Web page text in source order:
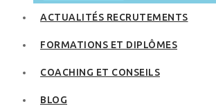
ACTUALITÉS RECRUTEMENTS
FORMATIONS ET DIPLÔMES
COACHING ET CONSEILS
BLOG